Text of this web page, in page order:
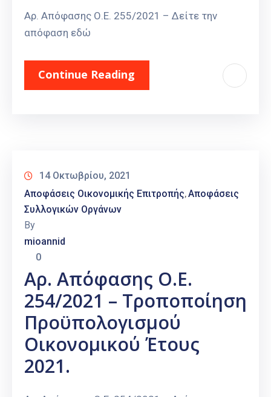
Αρ. Απόφασης Ο.Ε. 255/2021 – Δείτε την
απόφαση εδώ
Continue Reading
14 Οκτωβρίου, 2021
Αποφάσεις Οικονομικής Επιτροπής‚Αποφάσεις
Συλλογικών Οργάνων
By
mioannid
0
Αρ. Απόφασης Ο.Ε.
254/2021 – Τροποποίηση
Προϋπολογισμού
Οικονομικού Έτους
2021.